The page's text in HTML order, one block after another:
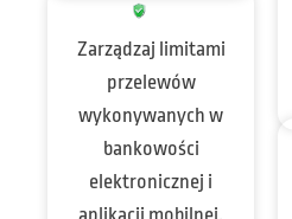
Zarządzaj limitami
przelewów
wykonywanych w
bankowości
elektronicznej i